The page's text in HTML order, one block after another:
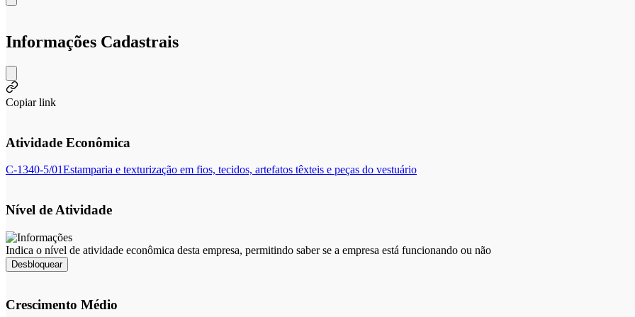
Informações Cadastrais
Copiar link
Atividade Econômica
C-1340-5/01Estamparia e texturização em fios, tecidos, artefatos têxteis e peças do vestuário
Nível de Atividade
Indica o nível de atividade econômica desta empresa, permitindo saber se a empresa está funcionando ou não
Desbloquear
Crescimento Médio